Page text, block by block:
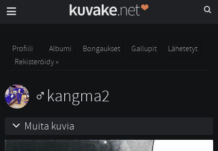
Profiili Albumi Bongaukset Gallupit
Lähetetyt
Rekisteröidy »
kangma2
Muita kuvia